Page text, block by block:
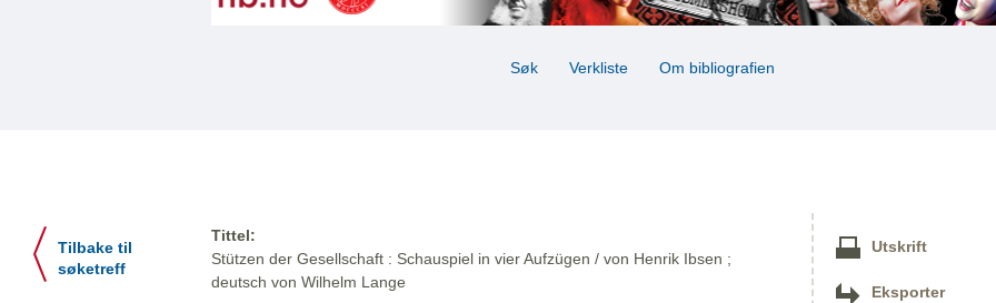
Søk Verkliste Om bibliografien
Tilbake til
søketreff
Tittel:
Stützen der Gesellschaft : Schauspiel in vier Aufzügen / von Henrik Ibsen ;
deutsch von Wilhelm Lange
Utskrift
Eksporter